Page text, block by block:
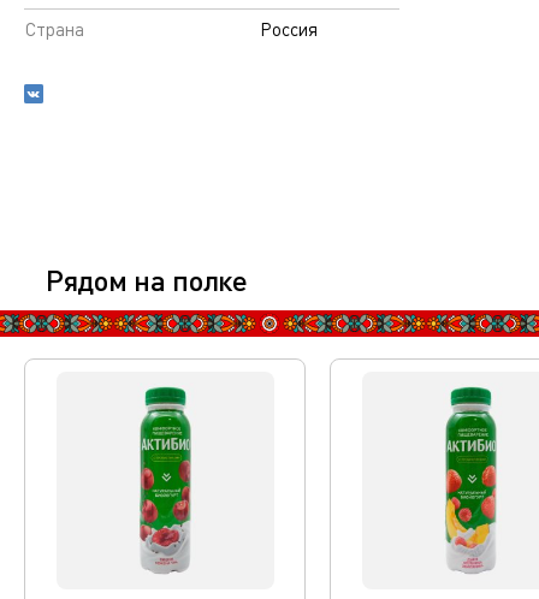
Страна Россия
Рядом на полке